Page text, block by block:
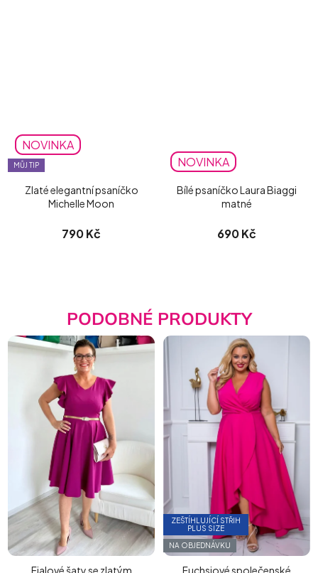
NOVINKA
MŮJ TIP
Zlaté elegantní psaníčko
Michelle Moon
790 Kč
NOVINKA
Bílé psaníčko Laura Biaggi
matné
690 Kč
PODOBNÉ PRODUKTY
Fialové šaty se zlatým
ZEŠTÍHLUJÍCÍ STŘIH
PLUS SIZE
NA OBJEDNÁVKU
Fuchsiové společenské